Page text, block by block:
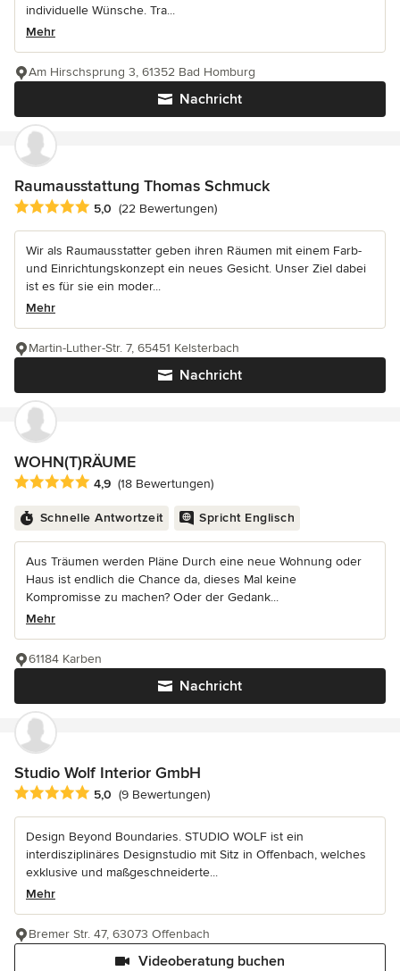
individuelle Wünsche. Tra...
Mehr
Nachricht
Am Hirschsprung 3, 61352 Bad Homburg
Raumausstattung Thomas Schmuck
Durchschnittliche Bewertung: 5 von 5 Sternen
5,0 (22 Bewertungen)
Wir als Raumausstatter geben ihren Räumen mit einem Farb-
und Einrichtungskonzept ein neues Gesicht. Unser Ziel dabei
ist es für sie ein moder...
Mehr
Nachricht
Martin-Luther-Str. 7, 65451 Kelsterbach
WOHN(T)RÄUME
Durchschnittliche Bewertung: 4.9 von 5 Sternen
4,9 (18 Bewertungen)
Schnelle Antwortzeit Spricht Englisch
Aus Träumen werden Pläne Durch eine neue Wohnung oder
Haus ist endlich die Chance da, dieses Mal keine
Kompromisse zu machen? Oder der Gedank...
Mehr
Nachricht
61184 Karben
Studio Wolf Interior GmbH
Durchschnittliche Bewertung: 5 von 5 Sternen
5,0 (9 Bewertungen)
Design Beyond Boundaries. STUDIO WOLF ist ein
interdisziplinäres Designstudio mit Sitz in Offenbach, welches
exklusive und maßgeschneiderte...
Mehr
Videoberatung buchen
Bremer Str. 47, 63073 Offenbach